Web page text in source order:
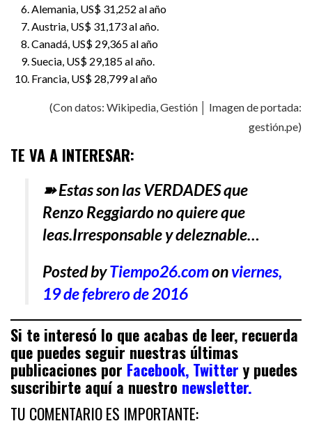
Alemania, US$ 31,252 al año
Austria, US$ 31,173 al año.
Canadá, US$ 29,365 al año
Suecia, US$ 29,185 al año.
Francia, US$ 28,799 al año
(Con datos: Wikipedia, Gestión │ Imagen de portada:
gestión.pe)
TE VA A INTERESAR:
➽ Estas son las VERDADES que
Renzo Reggiardo no quiere que
leas.Irresponsable y deleznable…
Posted byTiempo26.comonviernes,
19 de febrero de 2016
Si te interesó lo que acabas de leer, recuerda
que puedes seguir nuestras últimas
publicaciones por Facebook, Twittery puedes
suscribirte aquí a nuestro newsletter.
TU COMENTARIO ES IMPORTANTE: